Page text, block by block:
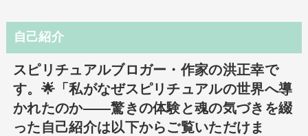
自己紹介
スピリチュアルブロガー・作家の洪正幸で
す。🌟「私がなぜスピリチュアルの世界へ導
かれたのか――驚きの体験と魂の気づきを綴
った自己紹介は以下からご覧いただけま